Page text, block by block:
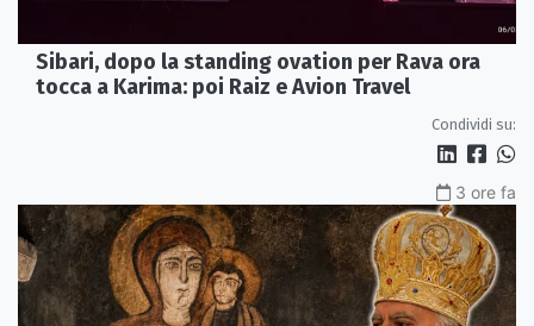
Sibari, dopo la standing ovation per Rava ora
tocca a Karima: poi Raiz e Avion Travel
Condividi su:
3 ore fa